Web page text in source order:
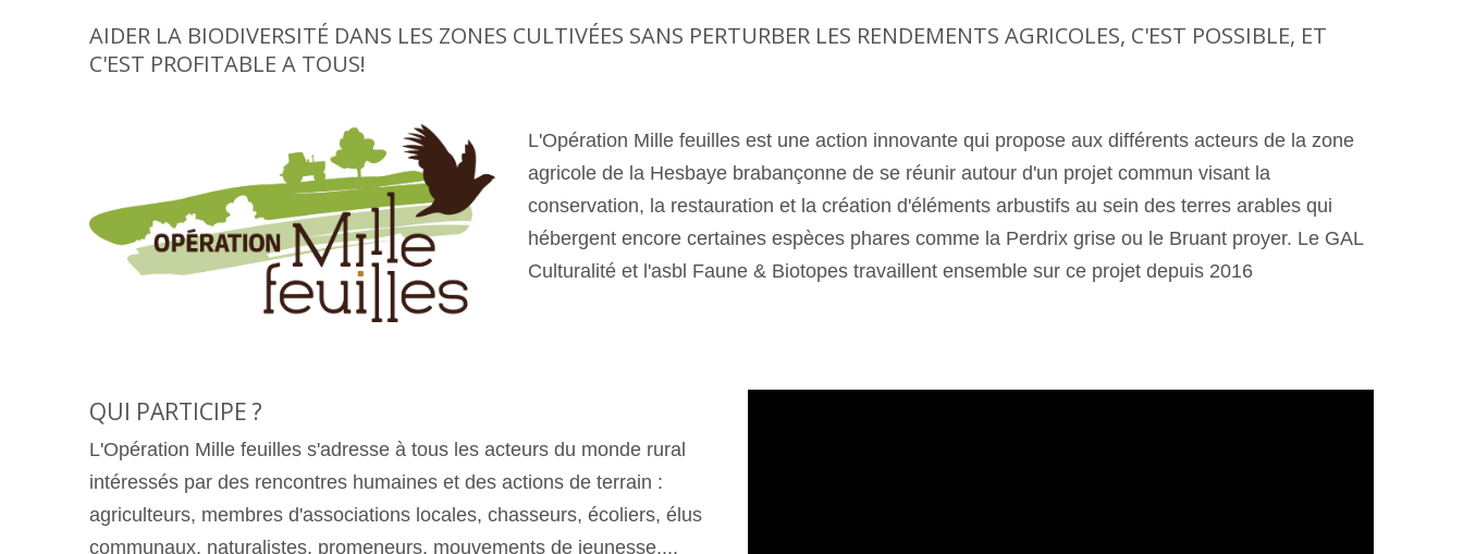
AIDER LA BIODIVERSITÉ DANS LES ZONES CULTIVÉES SANS PERTURBER LES RENDEMENTS AGRICOLES, C'EST POSSIBLE, ET
C'EST PROFITABLE A TOUS!
L'Opération Mille feuilles est une action innovante qui propose aux différents acteurs de la zone
agricole de la Hesbaye brabançonne de se réunir autour d'un projet commun visant la
conservation, la restauration et la création d'éléments arbustifs au sein des terres arables qui
hébergent encore certaines espèces phares comme la Perdrix grise ou le Bruant proyer. Le GAL
Culturalité et l'asbl Faune & Biotopes travaillent ensemble sur ce projet depuis 2016
QUI PARTICIPE ?
L'Opération Mille feuilles s'adresse à tous les acteurs du monde rural
intéressés par des rencontres humaines et des actions de terrain :
agriculteurs, membres d'associations locales, chasseurs, écoliers, élus
communaux, naturalistes, promeneurs, mouvements de jeunesse,...